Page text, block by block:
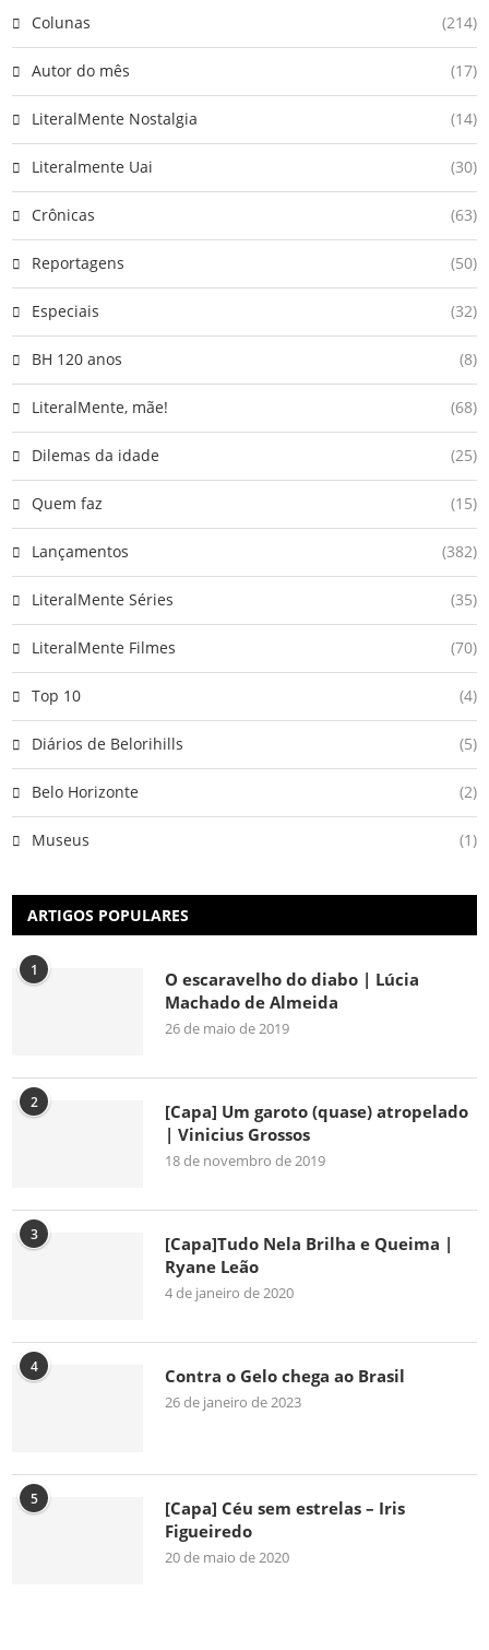
Colunas (214)
Autor do mês (17)
LiteralMente Nostalgia (14)
Literalmente Uai (30)
Crônicas (63)
Reportagens (50)
Especiais (32)
BH 120 anos (8)
LiteralMente, mãe! (68)
Dilemas da idade (25)
Quem faz (15)
Lançamentos (382)
LiteralMente Séries (35)
LiteralMente Filmes (70)
Top 10 (4)
Diários de Belorihills (5)
Belo Horizonte (2)
Museus (1)
ARTIGOS POPULARES
1
O escaravelho do diabo | Lúcia
Machado de Almeida
26 de maio de 2019
2
[Capa] Um garoto (quase) atropelado
| Vinicius Grossos
18 de novembro de 2019
3
[Capa]Tudo Nela Brilha e Queima |
Ryane Leão
4 de janeiro de 2020
4 Contra o Gelo chega ao Brasil
26 de janeiro de 2023
5
[Capa] Céu sem estrelas – Iris
Figueiredo
20 de maio de 2020